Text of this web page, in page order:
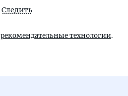
Следить
рекомендательные технологии.